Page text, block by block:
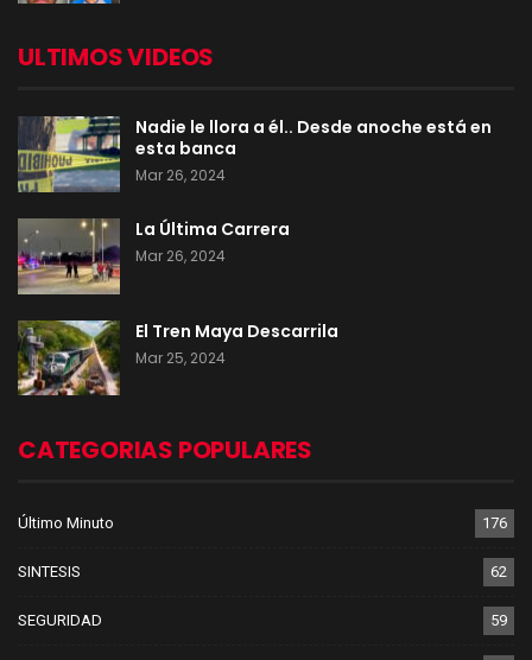
ULTIMOS VIDEOS
Nadie le llora a él.. Desde anoche está en
esta banca
Mar 26, 2024
La Última Carrera
Mar 26, 2024
El Tren Maya Descarrila
Mar 25, 2024
CATEGORIAS POPULARES
Último Minuto 176
SINTESIS 62
SEGURIDAD 59